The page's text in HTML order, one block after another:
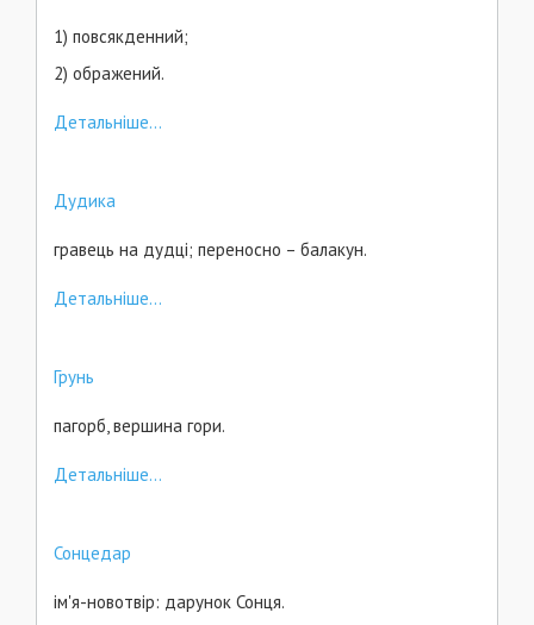
1) повсякденний;
2) ображений.
Детальніше...
Дудика
гравець на дудці; переносно – балакун.
Детальніше...
Грунь
пагорб, вершина гори.
Детальніше...
Сонцедар
ім'я-новотвір: дарунок Сонця.